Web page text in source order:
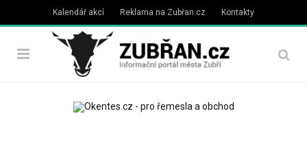
Kalendář akcí Reklama na Zubřan.cz Kontakty